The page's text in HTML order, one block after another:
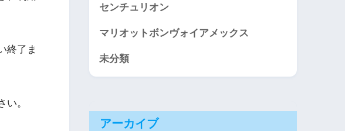
終了ま
。
センチュリオン
マリオットボンヴォイアメックス
未分類
アーカイブ